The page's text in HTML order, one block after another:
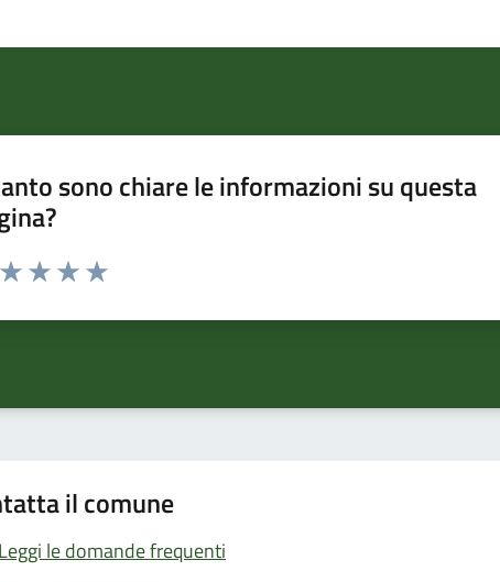
sono chiare le informazioni su questa
da 1 a 5 stelle la pagina
il comune
Leggi le domande frequenti